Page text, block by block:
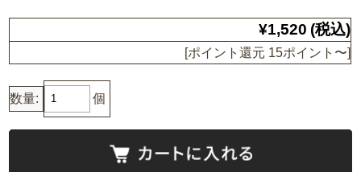
¥1,520 (税込)
[ポイント還元 15ポイント〜]
数量: 個